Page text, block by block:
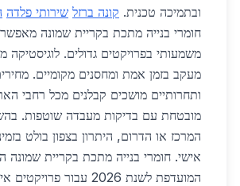
ובתמיכה טכנית. קונה ברזל שירותי פלדה
חומרי בנייה מתכת בקריית שמונה
משמעותי בפרויקטים גדולים. לוגיסטיקה
מעקב בזמן אמת ומחסנים מקומיים.
ותחרותיים מושכים קבלנים מכל רחבי
מובטחת עם בדיקות מעבדה שוטפות.
המרכז או הדרום, היתרון בצפון בולט
אישי. חומרי בנייה מתכת בקריית שמונה
המועדפת לשנת 2026 עבור